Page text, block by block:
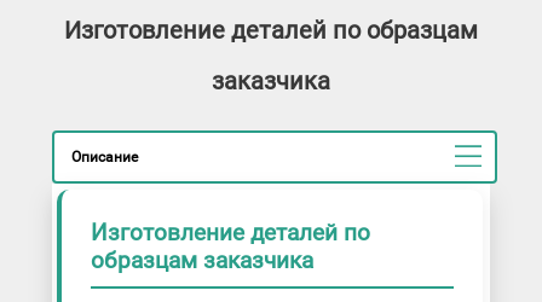
Изготовление деталей по образцам
заказчика
Описание
Изготовление деталей по
образцам заказчика